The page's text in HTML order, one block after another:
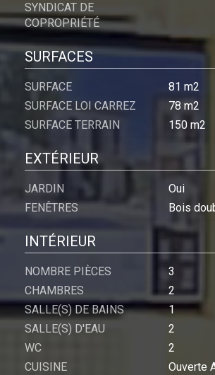
SYNDICAT DE
COPROPRIÉTÉ
SURFACES
SURFACE
81 m2
SURFACE LOI CARREZ
78 m2
SURFACE TERRAIN
150 m2
EXTÉRIEUR
JARDIN
Oui
FENÊTRES
Bois
INTÉRIEUR
NOMBRE PIÈCES
3
CHAMBRES
2
SALLE(S) DE BAINS
1
SALLE(S) D'EAU
2
WC
2
CUISINE
Ouverte